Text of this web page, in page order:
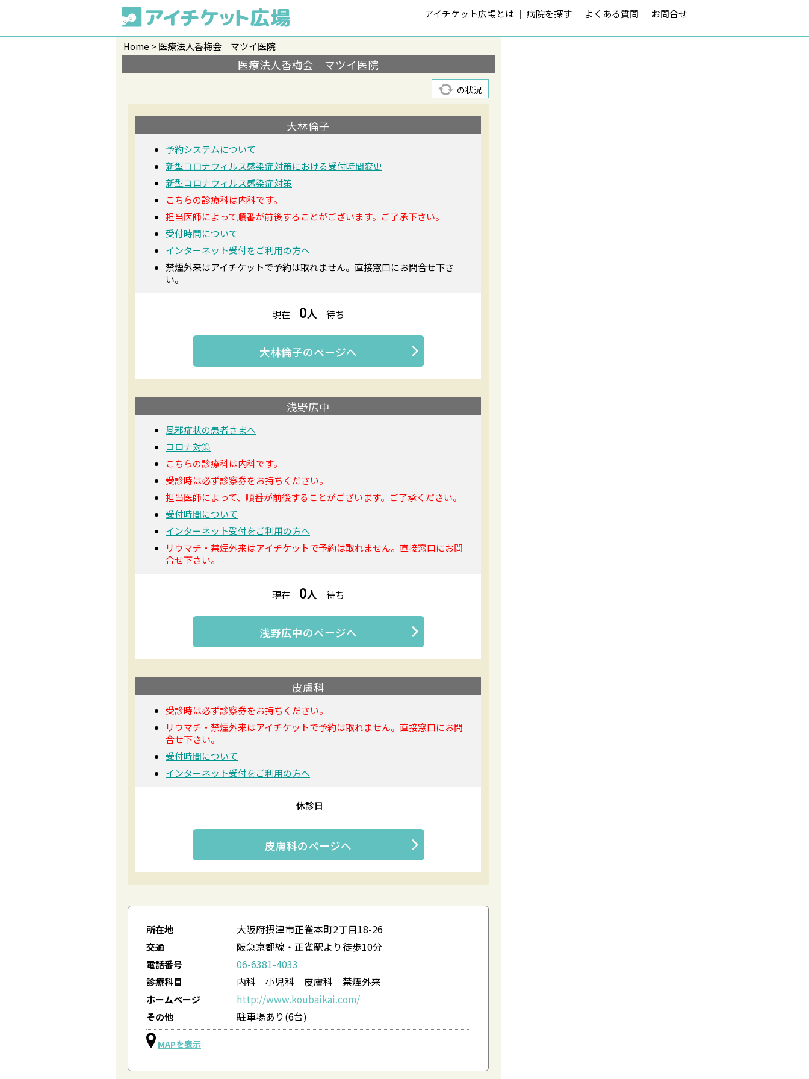
アイチケット広場とは 病院を探す よくある質問 お問合せ
Home 医療法人香梅会 マツイ医院
医療法人香梅会 マツイ医院
の状況
大林倫子
予約システムについて
新型コロナウィルス感染症対策における受付時間変更
新型コロナウィルス感染症対策
こちらの診療科は内科です。
担当医師によって順番が前後することがございます。ご了承下さい。
受付時間について
インターネット受付をご利用の方へ
禁煙外来はアイチケットで予約は取れません。直接窓口にお問合せ下さ
い。
現在 0人 待ち
大林倫子のページへ
浅野広中
風邪症状の患者さまへ
コロナ対策
こちらの診療科は内科です。
受診時は必ず診察券をお持ちください。
担当医師によって、順番が前後することがございます。ご了承ください。
受付時間について
インターネット受付をご利用の方へ
リウマチ・禁煙外来はアイチケットで予約は取れません。直接窓口にお問
合せ下さい。
現在 0人 待ち
浅野広中のページへ
皮膚科
受診時は必ず診察券をお持ちください。
リウマチ・禁煙外来はアイチケットで予約は取れません。直接窓口にお問
合せ下さい。
受付時間について
インターネット受付をご利用の方へ
休診日
皮膚科のページへ
所在地 大阪府摂津市正雀本町2丁目18-26
交通 阪急京都線・正雀駅より徒歩10分
電話番号 06-6381-4033
診療科目 内科 小児科 皮膚科 禁煙外来
ホームページ http://www.koubaikai.com/
その他 駐車場あり(6台)
MAPを表示